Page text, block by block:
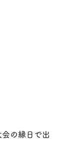
の縁日で出